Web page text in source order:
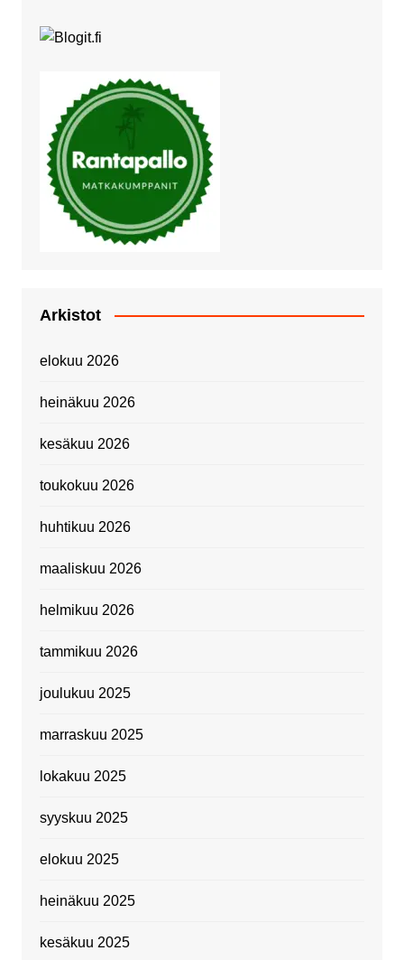
Arkistot
elokuu 2026
heinäkuu 2026
kesäkuu 2026
toukokuu 2026
huhtikuu 2026
maaliskuu 2026
helmikuu 2026
tammikuu 2026
joulukuu 2025
marraskuu 2025
lokakuu 2025
syyskuu 2025
elokuu 2025
heinäkuu 2025
kesäkuu 2025